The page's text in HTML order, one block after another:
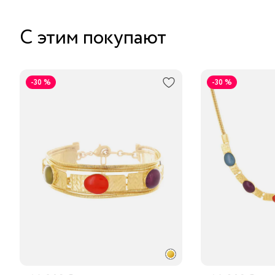
С этим покупают
-30 % -30 %